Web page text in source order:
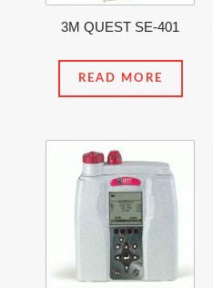
3M QUEST SE-401
READ MORE